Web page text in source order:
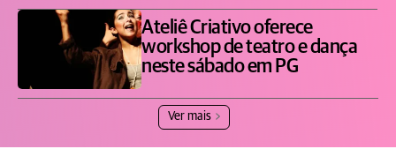
Ateliê Criativo oferece
workshop de teatro e dança
neste sábado em PG
Ver mais